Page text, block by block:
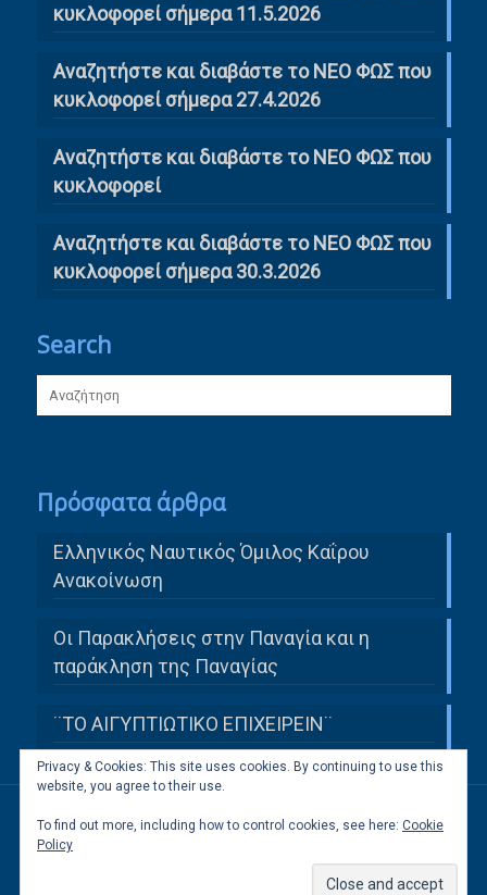
κυκλοφορεί σήμερα 11.5.2026
Αναζητήστε και διαβάστε το ΝΕΟ ΦΩΣ που
κυκλοφορεί σήμερα 27.4.2026
Αναζητήστε και διαβάστε το ΝΕΟ ΦΩΣ που
κυκλοφορεί
Αναζητήστε και διαβάστε το ΝΕΟ ΦΩΣ που
κυκλοφορεί σήμερα 30.3.2026
Search
Πρόσφατα άρθρα
Ελληνικός Ναυτικός Όμιλος Καΐρου
Ανακοίνωση
Οι Παρακλήσεις στην Παναγία και η
παράκληση της Παναγίας
¨ΤΟ ΑΙΓΥΠΤΙΩΤΙΚΟ ΕΠΙΧΕΙΡΕΙΝ¨
All Rights Reserved to Ελληνική Κοινότητα
Privacy & Cookies: This site uses cookies. By continuing to use this
website, you agree to their use.
To find out more, including how to control cookies, see here: Cookie
Policy